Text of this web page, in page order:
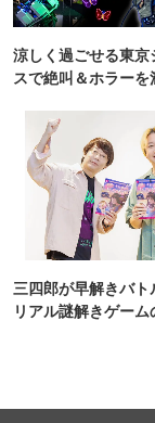
涼しく過ごせる東京
スで絶叫＆ホラーを
三四郎が早解きバト
リアル謎解きゲー